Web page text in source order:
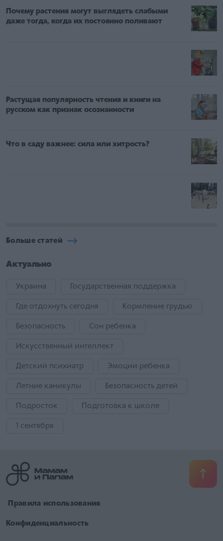
Почему растения могут выглядеть слабыми
даже тогда, когда их постоянно поливают
Растущая популярность чтения и книги на
русском как признак осознанности
Что в саду важнее: сила или хитрость?
Больше статей
Актуально
Украина Государственная поддержка
Где отдохнуть сегодня Кормление грудью
Безопасность Сон ребенка
Искусственный интеллект
Детский психиатр Эмоции ребенка
Летние каникулы Безопасность детей
Подросток Подготовка к школе
1 сентября
​ Правила использования
Конфиденциальность